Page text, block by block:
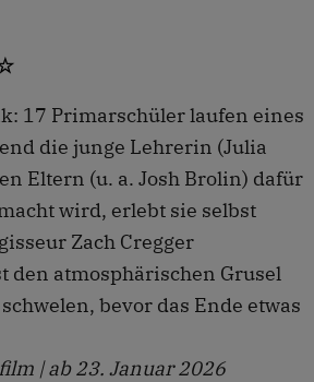
17 Primarschüler laufen eines
die junge Lehrerin (Julia
Eltern (u. a. Josh Brolin) dafür
wird, erlebt sie selbst
Zach Cregger
den atmosphärischen Grusel
bevor das Ende etwas
| ab 23. Januar 2026